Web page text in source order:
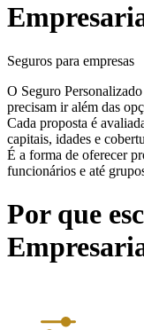
Seguros para empresas
O Seguro
precisam ir além das
Cada proposta é
capitais, idades e
É a forma de oferecer
funcionários e até
Por que